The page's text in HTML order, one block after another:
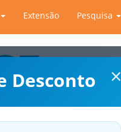
Extensão Pesquisa
×
Desconto